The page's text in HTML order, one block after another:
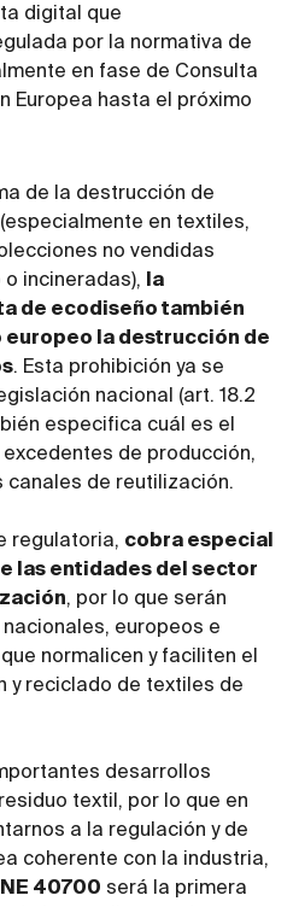
digital que
por la normativa de
en fase de Consulta
Europea hasta el próximo
de la destrucción de
en textiles,
no vendidas
incineradas),
la
de ecodiseño también
europeo la destrucción de
. Esta prohibición ya se
nacional (art. 18.2
especifica cuál es el
de producción,
canales de reutilización.
regulatoria, cobra especial
las entidades del sector
, por lo que serán
europeos e
normalicen y faciliten el
y reciclado de textiles de
desarrollos
textil, por lo que en
a la regulación y de
coherente con la industria,
40700 será la primera